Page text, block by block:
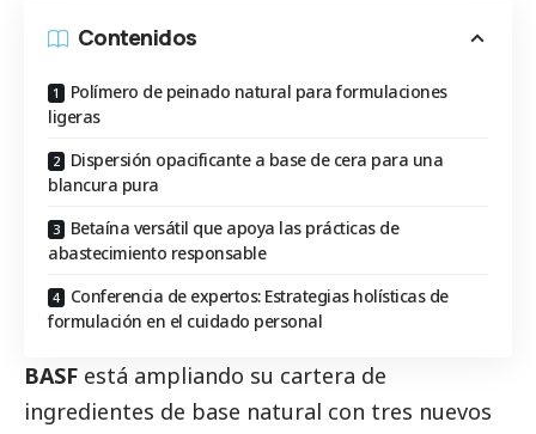
Contenidos
Polímero de peinado natural para formulaciones
ligeras
Dispersión opacificante a base de cera para una
blancura pura
Betaína versátil que apoya las prácticas de
abastecimiento responsable
Conferencia de expertos: Estrategias holísticas de
formulación en el cuidado personal
BASF está ampliando su cartera de
ingredientes de base natural con tres nuevos